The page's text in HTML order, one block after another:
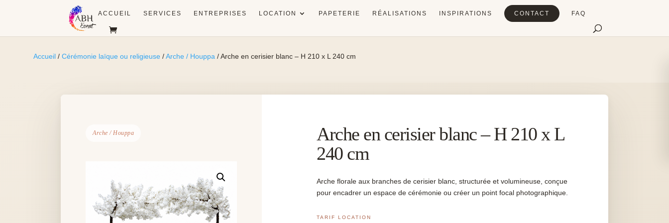
ACCUEIL SERVICES ENTREPRISES LOCATION PAPETERIE RÉALISATIONS INSPIRATIONS CONTACT FAQ
Accueil /Cérémonie laïque ou religieuse /Arche / Houppa / Arche en cerisier blanc – H 210 x L 240 cm
Arche / Houppa
Arche en cerisier blanc – H 210 x L
240 cm
Arche florale aux branches de cerisier blanc, structurée et volumineuse, conçue
pour encadrer un espace de cérémonie ou créer un point focal photographique.